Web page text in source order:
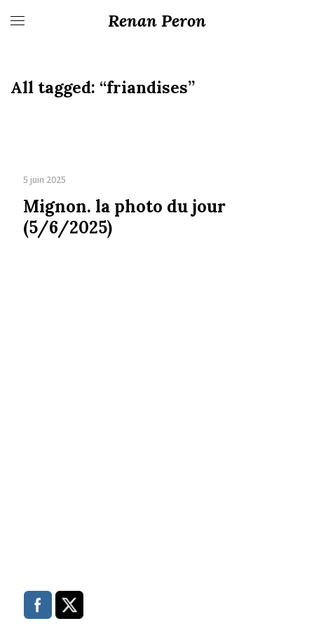
Renan Peron
All tagged: “friandises”
5 juin 2025
Mignon. la photo du jour
(5/6/2025)